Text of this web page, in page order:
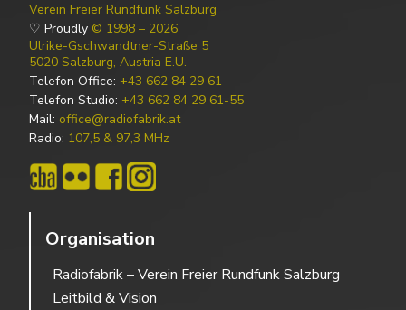
Verein Freier Rundfunk Salzburg
♡ Proudly © 1998 – 2026
Ulrike-Gschwandtner-Straße 5
5020 Salzburg, Austria E.U.
Telefon Office: +43 662 84 29 61
Telefon Studio: +43 662 84 29 61-55
Mail: office@radiofabrik.at
Radio: 107,5 & 97,3 MHz
Organisation
Radiofabrik – Verein Freier Rundfunk Salzburg
Leitbild & Vision